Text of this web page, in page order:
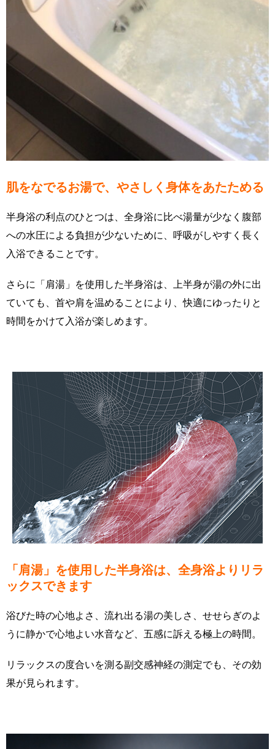
肌をなでるお湯で、やさしく身体をあたためる
半身浴の利点のひとつは、全身浴に比べ湯量が少なく腹部
への水圧による負担が少ないために、呼吸がしやすく長く
入浴できることです。
さらに「肩湯」を使用した半身浴は、上半身が湯の外に出
ていても、首や肩を温めることにより、快適にゆったりと
時間をかけて入浴が楽しめます。
「肩湯」を使用した半身浴は、全身浴よりリラ
ックスできます
浴びた時の心地よさ、流れ出る湯の美しさ、せせらぎのよ
うに静かで心地よい水音など、五感に訴える極上の時間。
リラックスの度合いを測る副交感神経の測定でも、その効
果が見られます。